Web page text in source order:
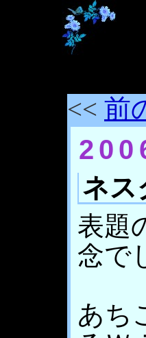
<< 前
ネス
表題
念で
あち